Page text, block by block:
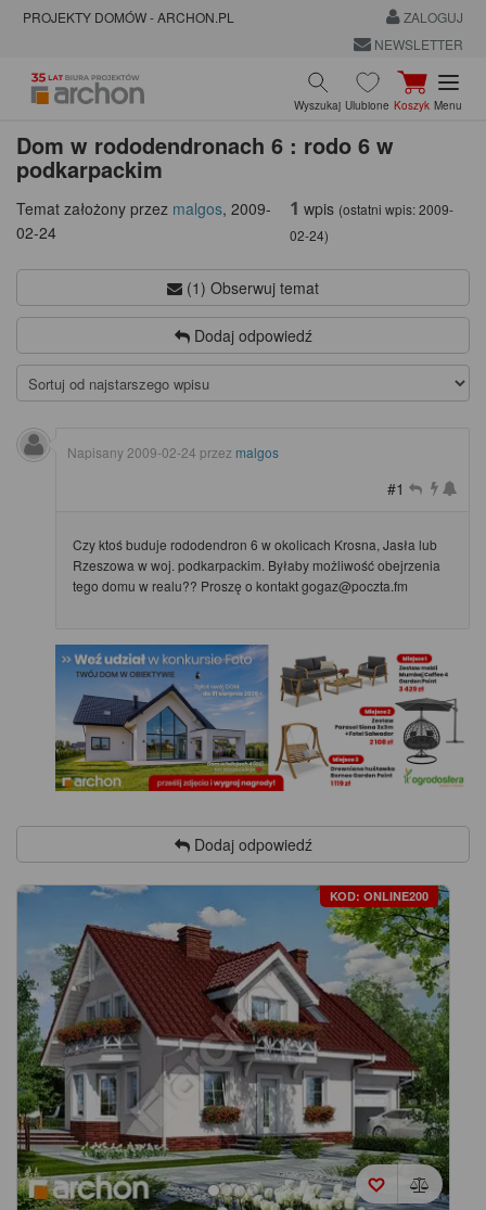
PROJEKTY DOMÓW - ARCHON.PL
ZALOGUJ
NEWSLETTER
Wyszukaj Ulubione Koszyk Menu
Dom w rododendronach 6 : rodo 6 w
podkarpackim
Temat założony przez malgos, 2009-
02-24
1 wpis (ostatni wpis:2009-
02-24)
(1) Obserwuj temat
Dodaj odpowiedź
Napisany 2009-02-24 przez malgos
#1
Czy ktoś buduje rododendron 6 w okolicach Krosna, Jasła lub
Rzeszowa w woj. podkarpackim. Byłaby możliwość obejrzenia
tego domu w realu?? Proszę o kontakt gogaz@poczta.fm
Dodaj odpowiedź
KOD: ONLINE200